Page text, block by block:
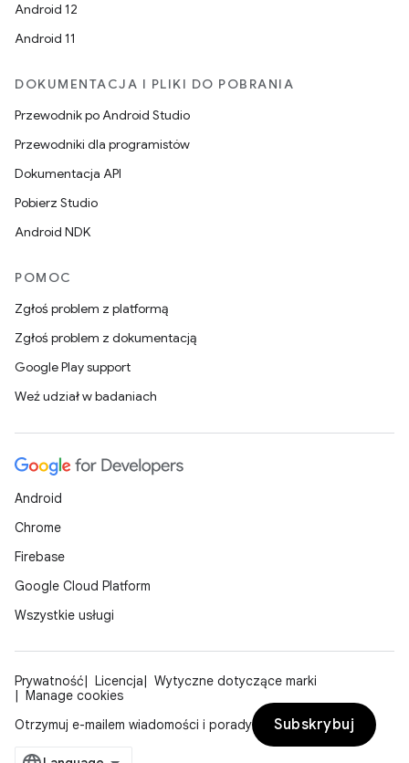
Android 12
Android 11
DOKUMENTACJA I PLIKI DO POBRANIA
Przewodnik po Android Studio
Przewodniki dla programistów
Dokumentacja API
Pobierz Studio
Android NDK
POMOC
Zgłoś problem z platformą
Zgłoś problem z dokumentacją
Google Play support
Weź udział w badaniach
Android
Chrome
Firebase
Google Cloud Platform
Wszystkie usługi
Prywatność Licencja
Wytyczne dotyczące marki
Manage cookies
Otrzymuj e-mailem wiadomości i porady
Subskrybuj